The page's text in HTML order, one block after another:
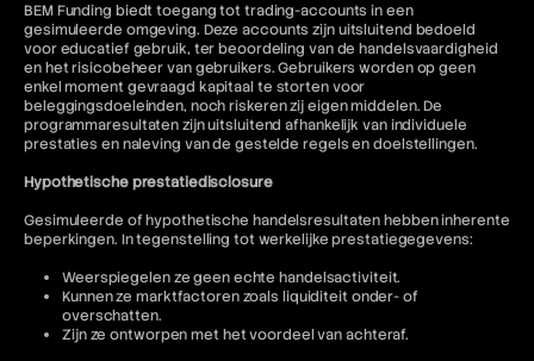
BEM Funding biedt toegang tot trading-accounts in een
gesimuleerde omgeving. Deze accounts zijn uitsluitend bedoeld
voor educatief gebruik, ter beoordeling van de handelsvaardigheid
en het risicobeheer van gebruikers. Gebruikers worden op geen
enkel moment gevraagd kapitaal te storten voor
beleggingsdoeleinden, noch riskeren zij eigen middelen. De
programmaresultaten zijn uitsluitend afhankelijk van individuele
prestaties en naleving van de gestelde regels en doelstellingen.
Hypothetische prestatiedisclosure
Gesimuleerde of hypothetische handelsresultaten hebben inherente
beperkingen. In tegenstelling tot werkelijke prestatiegegevens:
Weerspiegelen ze geen echte handelsactiviteit.
Kunnen ze marktfactoren zoals liquiditeit onder- of
overschatten.
Zijn ze ontworpen met het voordeel van achteraf.